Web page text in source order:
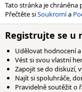
Tato stránka je chráněna
Přečtěte siSoukromía
Registrujte se u
Udělovat hodnocení
Vést si svou vlastní
Zapojit se do diskuzí,
Najít si spoluhráče,
Pravidelně soutěžit o